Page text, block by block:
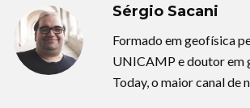
Sérgio Sacani
Formado em geofísica
UNICAMP e doutor em
Today, o maior canal